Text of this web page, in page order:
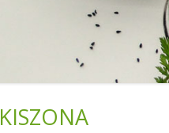
TAGI:
KISZONA